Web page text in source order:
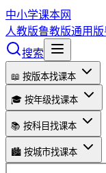
中小学课本网
人教版鲁教版通用版
搜索
📖 按版本找课本
🎓 按年级找课本
📚 按科目找课本
🏙️ 按城市找课本